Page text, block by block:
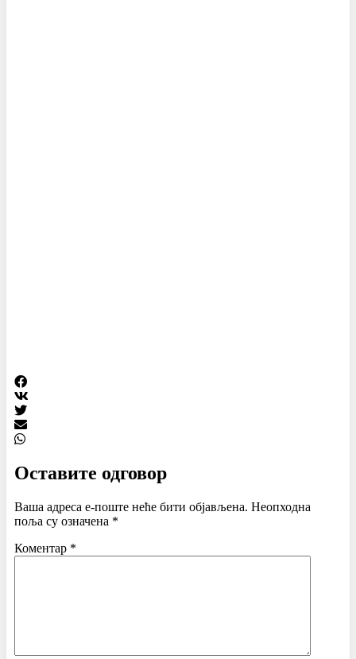
Оставите одговор
Ваша адреса е-поште неће бити објављена. Неопходна
поља су означена *
Коментар *